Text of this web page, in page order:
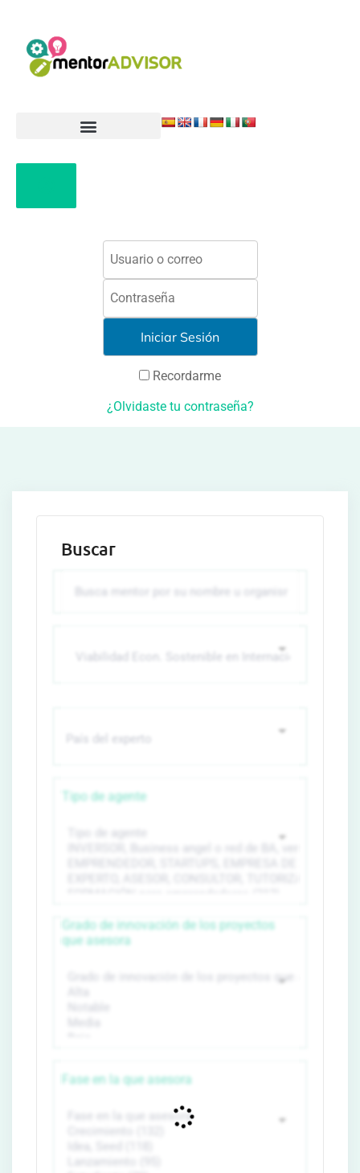
Recordarme
¿Olvidaste tu contraseña?
Buscar
Tipo de agente
Grado de innovación de los proyectos
que asesora
Fase en la que asesora